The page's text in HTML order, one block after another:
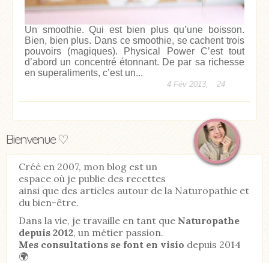
Un smoothie. Qui est bien plus qu’une boisson.
Bien, bien plus. Dans ce smoothie, se cachent trois
pouvoirs (magiques). Physical Power C’est tout
d’abord un concentré étonnant. De par sa richesse
en superaliments, c’est un...
4 Fév 2013, 24
Bienvenue ♡
Créé en 2007, mon blog est un
espace où je publie des recettes
ainsi que des articles autour de la Naturopathie et
du bien-être.
Dans la vie, je travaille en tant que Naturopathe
depuis 2012, un métier passion.
Mes consultations se font en visio depuis 2014
🌍